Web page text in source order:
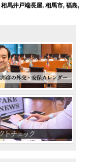
相馬井戸端長屋, 相馬市, 福島,